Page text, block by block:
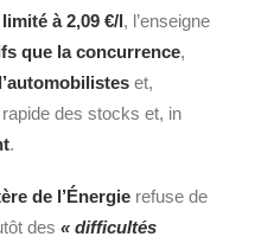
à 2,09 €/l, l’enseigne
que la concurrence,
et,
des stocks et, in
.
de l’Énergie refuse de
des « difficultés